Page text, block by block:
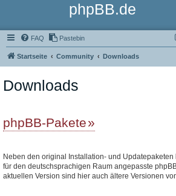
phpBB.de
FAQ Pastebin
Startseite Community Downloads
Downloads
phpBB-Pakete
Neben den original Installation- und
für den deutschsprachigen Raum angepasste
aktuellen Version sind hier auch ältere Versionen